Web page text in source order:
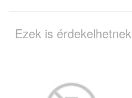
Ezek is érdekelhetnek